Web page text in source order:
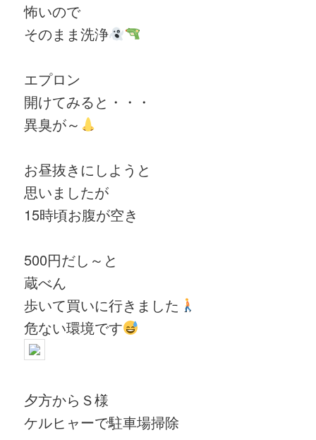
怖いので
そのまま洗浄
エプロン
開けてみると・・・
異臭が～
お昼抜きにしようと
思いましたが
15時頃お腹が空き
500円だし～と
蔵べん
歩いて買いに行きました
危ない環境です
夕方からＳ様
ケルヒャーで駐車場掃除